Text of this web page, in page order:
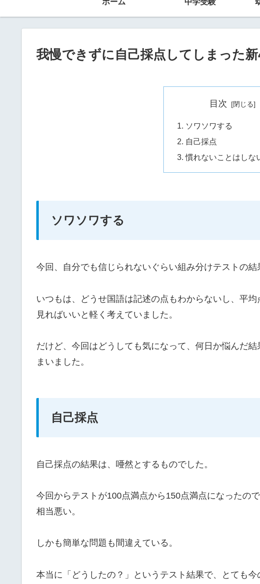
我慢できずに自己採点してしまった
目次
ソワソワする
自己採点
慣れないことはしな
ソワソワする
今回、自分でも信じられないぐらい組み分けテストの結
いつもは、どうせ国語は記述の点もわからないし、平
見ればいいと軽く考えていました。
だけど、今回はどうしても気になって、何日か悩んだ
まいました。
自己採点
自己採点の結果は、唖然とするものでした。
今回からテストが100点満点から150点満点になったの
相当悪い。
しかも簡単な問題も間違えている。
本当に「どうしたの？」というテスト結果で、とても今